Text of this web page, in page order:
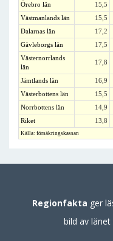
Örebro län
15,5
Västmanlands län
15,5
Dalarnas län
17,2
Gävleborgs län
17,5
Västernorrlands
län
17,8
Jämtlands län 16,9
Västerbottens län
15,5
Norrbottens län
14,9
Riket
13,8
Källa: försäkringskassan
Regionfakta ger
bild av